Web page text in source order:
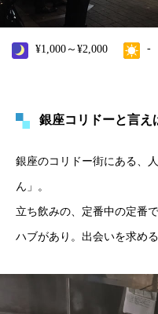
¥1,000～¥2,000 -
銀座コリドーと言え
銀座のコリドー街にある、
ん」。
立ち飲みの、定番中の定番
ハブがあり。出会いを求め